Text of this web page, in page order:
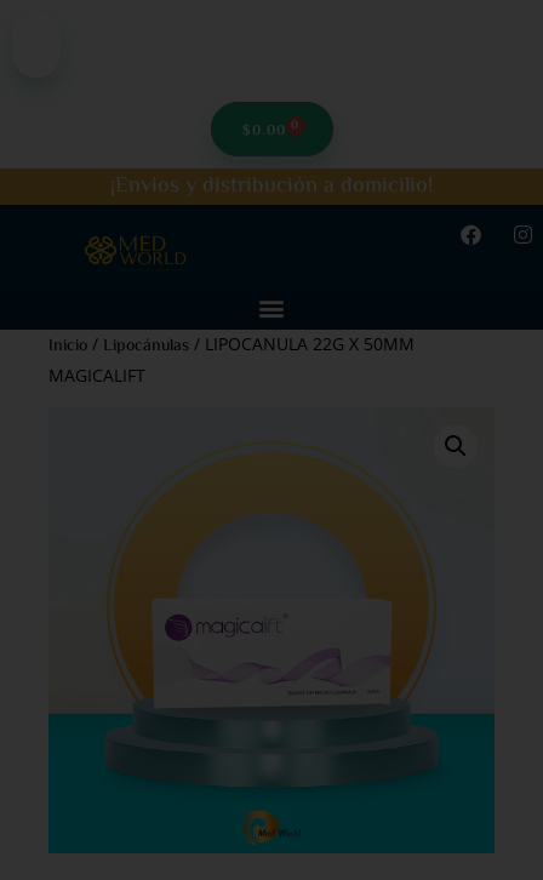
$0.00 0
¡Envios y distribución a domicilio!
Inicio / Lipocánulas / LIPOCANULA 22G X 50MM
MAGICALIFT